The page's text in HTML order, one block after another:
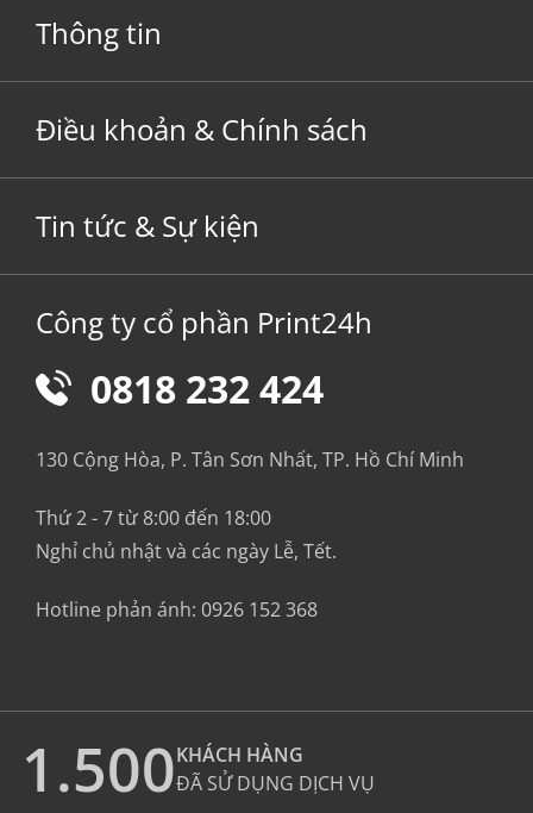
Thông tin
Điều khoản & Chính sách
Tin tức & Sự kiện
Công ty cổ phần Print24h
0818 232 424
130 Cộng Hòa, P. Tân Sơn Nhất, TP. Hồ Chí Minh
Thứ 2 - 7 từ 8:00 đến 18:00
Nghỉ chủ nhật và các ngày Lễ, Tết.
Hotline phản ánh: 0926 152 368
1.500KHÁCH HÀNG
ĐÃ SỬ DỤNG DỊCH VỤ